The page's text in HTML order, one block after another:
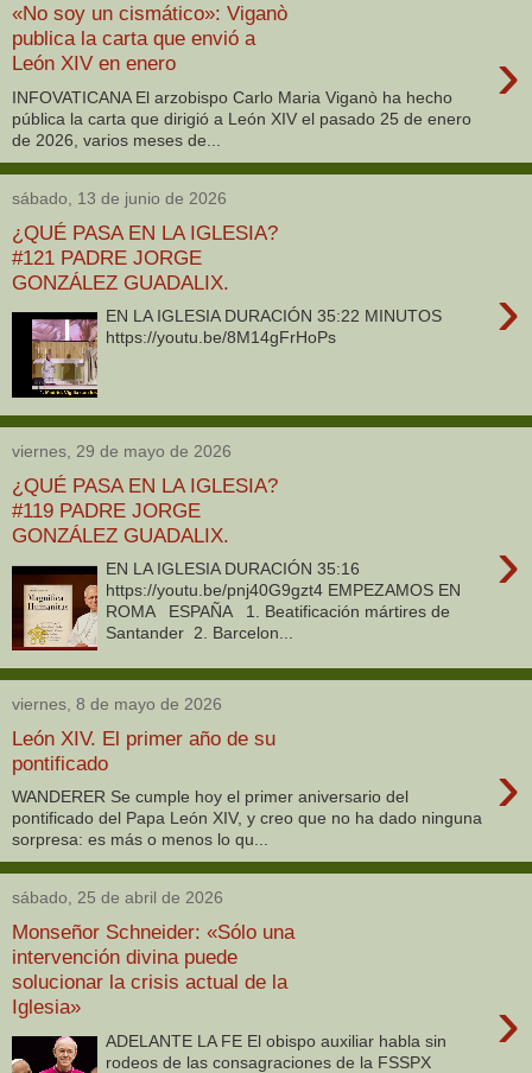
«No soy un cismático»: Viganò
publica la carta que envió a
León XIV en enero
›
INFOVATICANA El arzobispo Carlo Maria Viganò ha hecho
pública la carta que dirigió a León XIV el pasado 25 de enero
de 2026, varios meses de...
sábado, 13 de junio de 2026
¿QUÉ PASA EN LA IGLESIA?
#121 PADRE JORGE
GONZÁLEZ GUADALIX.
›
EN LA IGLESIA DURACIÓN 35:22 MINUTOS
https://youtu.be/8M14gFrHoPs
viernes, 29 de mayo de 2026
¿QUÉ PASA EN LA IGLESIA?
#119 PADRE JORGE
GONZÁLEZ GUADALIX.
›
EN LA IGLESIA DURACIÓN 35:16
https://youtu.be/pnj40G9gzt4 EMPEZAMOS EN
ROMA ESPAÑA 1. Beatificación mártires de
Santander 2. Barcelon...
viernes, 8 de mayo de 2026
León XIV. El primer año de su
pontificado
›
WANDERER Se cumple hoy el primer aniversario del
pontificado del Papa León XIV, y creo que no ha dado ninguna
sorpresa: es más o menos lo qu...
sábado, 25 de abril de 2026
Monseñor Schneider: «Sólo una
intervención divina puede
solucionar la crisis actual de la
Iglesia»
›
ADELANTE LA FE El obispo auxiliar habla sin
rodeos de las consagraciones de la FSSPX